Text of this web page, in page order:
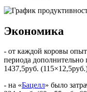
Экономика
- от каждой коровы
периода
1437,5руб.
- на «Бацелл» было